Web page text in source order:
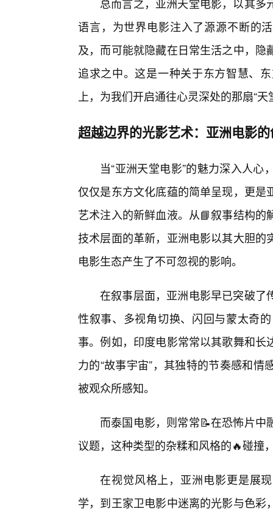
语言，为世界电影注入了源源不断的
及，而可能就隐藏在日常生活之中，
追求之中。这是一种关于东方智慧、
上，为我们开启通往心灵深处的那扇“天
超越边界的光影艺术：亚洲电影
当“亚洲天堂电影”的魅力深入人
仅仅是东方文化底蕴的简单呈现，更
艺术注入的新鲜血液。从📘叙事结构
技术层面的革新，亚洲电影以其大胆
电影生态产生了不可忽视的影响。
在叙事层面，亚洲电影早已突破了
性叙事、多视角切换、闪回与蒙太奇
事。例如，印度电影常常以其歌舞和
力的“故事宇宙”，其独特的节奏感和
被观众所感知。
而泰国电影，则常常📝在恐怖片
议题，这种类型的杂糅和风格的🔥碰撞
在视觉风格上，亚洲电影更是展
学，到王家卫电影中迷离的光影与色